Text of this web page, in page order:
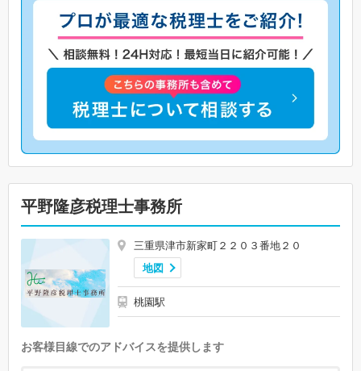
平野隆彦税理士事務所
三重県津市新家町２２０３番地２０
地図
桃園駅
お客様目線でのアドバイスを提供します